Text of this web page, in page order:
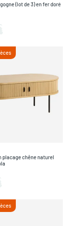
(lot de 3) en fer doré
placage chêne naturel